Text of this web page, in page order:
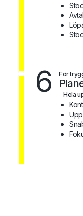
6 För
Hela